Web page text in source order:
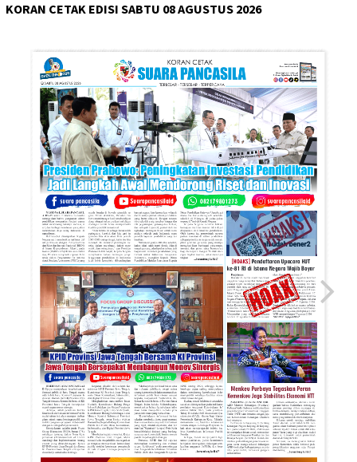
KORAN CETAK EDISI SABTU 08 AGUSTUS 2026